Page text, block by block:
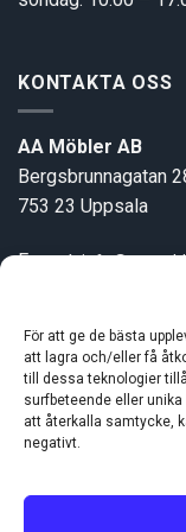
För att ge de bästa
att lagra och/eller få
till dessa teknologier
surfbeteende eller
att återkalla samtycke,
negativt.
KONTAKTA OSS
AA Möbler AB
Bergsbrunnagatan
753 23 Uppsala
E-post:
INFORMATION
Om oss